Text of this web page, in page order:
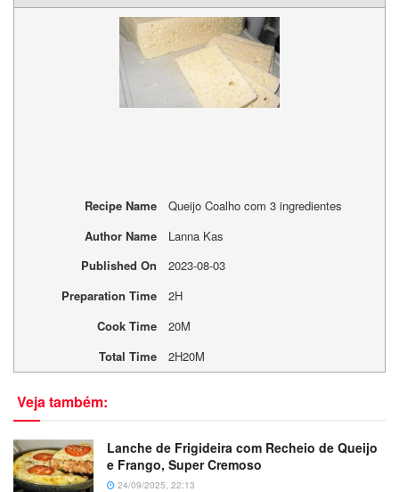
Recipe Name
Queijo Coalho com 3 ingredientes
Author Name
Lanna Kas
Published On
2023-08-03
Preparation Time
2H
Cook Time
20M
Total Time
2H20M
Veja também:
Lanche de Frigideira com Recheio de Queijo
e Frango, Super Cremoso
24/09/2025, 22:13